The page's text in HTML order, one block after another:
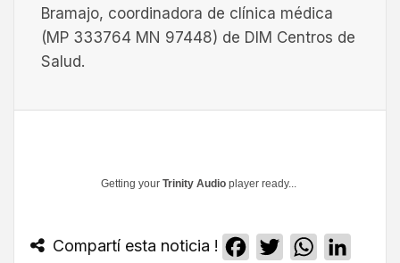
Bramajo, coordinadora de clínica médica
(MP 333764 MN 97448) de DIM Centros de
Salud.
Getting your Trinity Audio player ready...
Compartí esta noticia ! Facebook
TwitterWhatsApp